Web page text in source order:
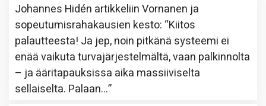
Johannes Hidén artikkeliinVornanen ja
sopeutumisrahakausien kesto: “Kiitos
palautteesta! Ja jep, noin pitkänä systeemi ei
enää vaikuta turvajärjestelmältä, vaan palkinnolta
– ja ääritapauksissa aika massiiviselta
sellaiselta. Palaan…”